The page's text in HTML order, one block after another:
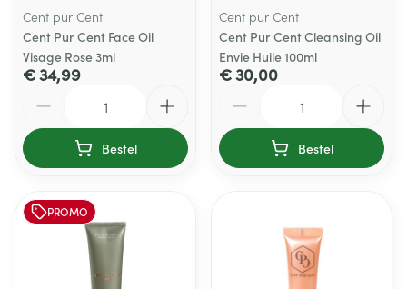
Cent pur Cent
Cent Pur Cent Face Oil
Visage Rose 3ml
€ 34,99
Bestel
Cent pur Cent
Cent Pur Cent Cleansing Oil
Envie Huile 100ml
€ 30,00
Bestel
PROMO